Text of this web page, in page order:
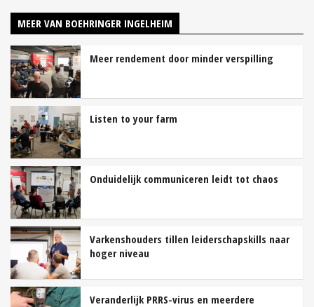
MEER VAN BOEHRINGER INGELHEIM
Meer rendement door minder verspilling
Listen to your farm
Onduidelijk communiceren leidt tot chaos
Varkenshouders tillen leiderschapskills naar
hoger niveau
Veranderlijk PRRS-virus en meerdere